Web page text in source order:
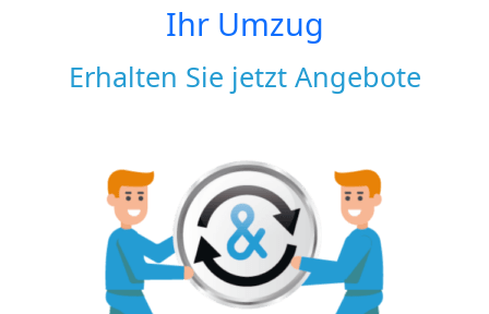
Ihr Umzug
Erhalten Sie jetzt Angebote